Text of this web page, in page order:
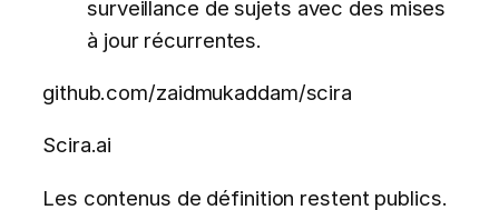
surveillance de sujets avec des mises
à jour récurrentes.
github.com/zaidmukaddam/scira
Scira.ai
Les contenus de définition restent publics.